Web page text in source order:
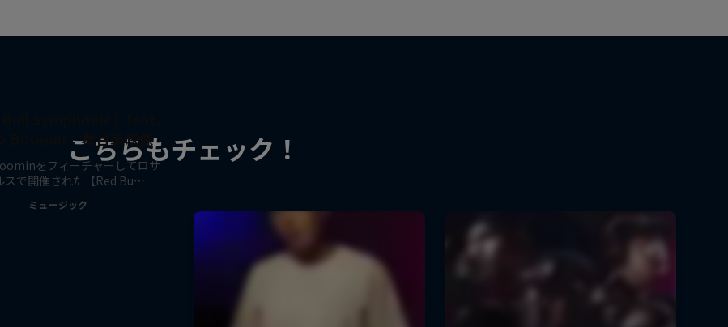
こちらもチェック！
Boomin：舞台裏映像
をフィーチャーしてロサ
スで開催された【Red Bu…
ミュージック